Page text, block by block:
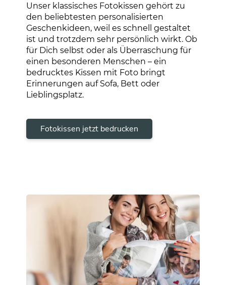
Unser klassisches Fotokissen gehört zu
den beliebtesten personalisierten
Geschenkideen, weil es schnell gestaltet
ist und trotzdem sehr persönlich wirkt. Ob
für Dich selbst oder als Überraschung für
einen besonderen Menschen – ein
bedrucktes Kissen mit Foto bringt
Erinnerungen auf Sofa, Bett oder
Lieblingsplatz.
Fotokissen jetzt bedrucken